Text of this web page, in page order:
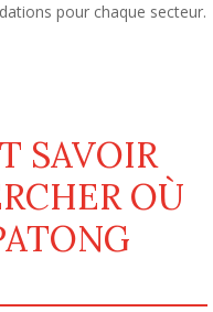
pour chaque secteur.
SAVOIR
OÙ